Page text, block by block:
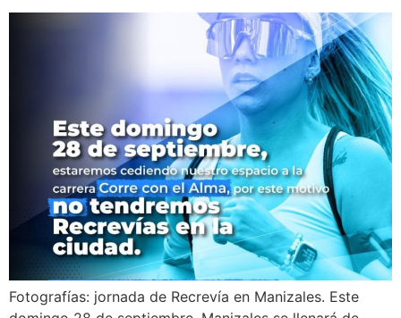
Fotografías: jornada de Recrevía en Manizales. Este